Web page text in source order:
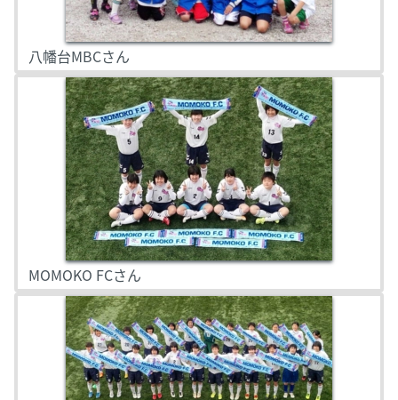
八幡台MBCさん
MOMOKO FCさん